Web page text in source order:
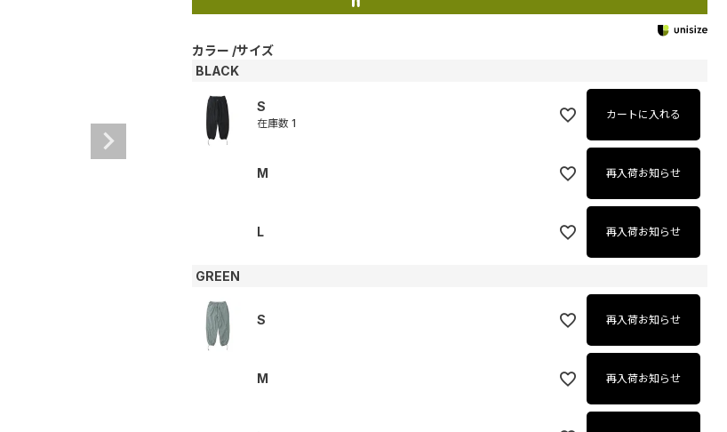
カラー サイズ
BLACK
S
在庫数 1
カートに入れる
M 再入荷お知らせ
L 再入荷お知らせ
GREEN
S 再入荷お知らせ
M 再入荷お知らせ